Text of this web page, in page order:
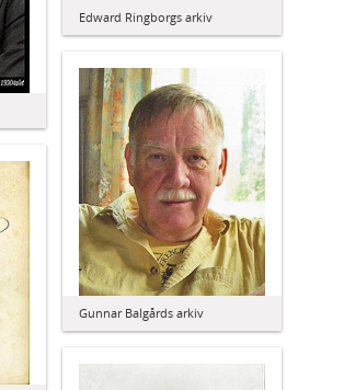
Edward Ringborgs arkiv
Gunnar Balgårds arkiv